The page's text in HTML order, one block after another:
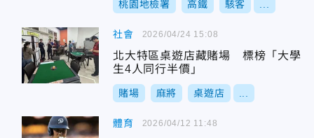
桃園地檢署 高鐵 駭客
社會
北大特區桌遊店藏賭場 標榜「大學
生4人同行半價」
賭場 麻將 桌遊店
2026/04/24 15:08
體育 2026/04/12 11:48